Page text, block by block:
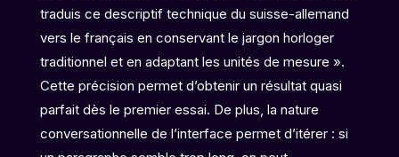
traduis ce descriptif technique du suisse-allemand
vers le français en conservant le jargon horloger
traditionnel et en adaptant les unités de mesure ».
Cette précision permet d’obtenir un résultat quasi
parfait dès le premier essai. De plus, la nature
conversationnelle de l’interface permet d’itérer : si